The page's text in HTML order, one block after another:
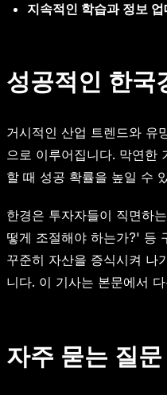
지속적인 학습과 정보
성공적인 한국
거시적인 산업 트렌드와 유
으로 이루어집니다. 막연한
할 때 성공 확률을 높일 수
한경은 투자자들이 직면하
떻게 조절해야 하는가?' 등
꾸준히 자산을 증식시켜 나
니다. 이 기사는 본문에서
자주 묻는 질